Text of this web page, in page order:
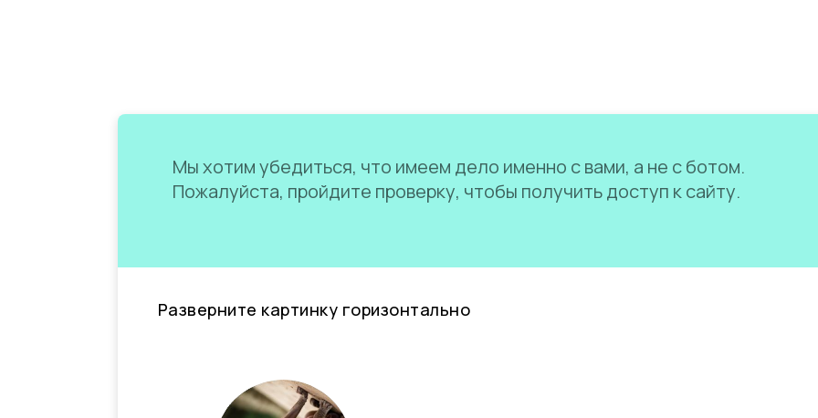
Мы хотим убедиться, что имеем дело именно с вами, а не с ботом.
Пожалуйста, пройдите проверку, чтобы получить доступ к сайту.
Разверните картинку горизонтально